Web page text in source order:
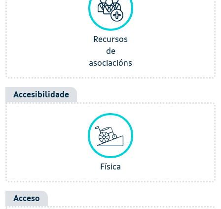
Recursos
de
asociacións
Accesibilidade
Física
Acceso